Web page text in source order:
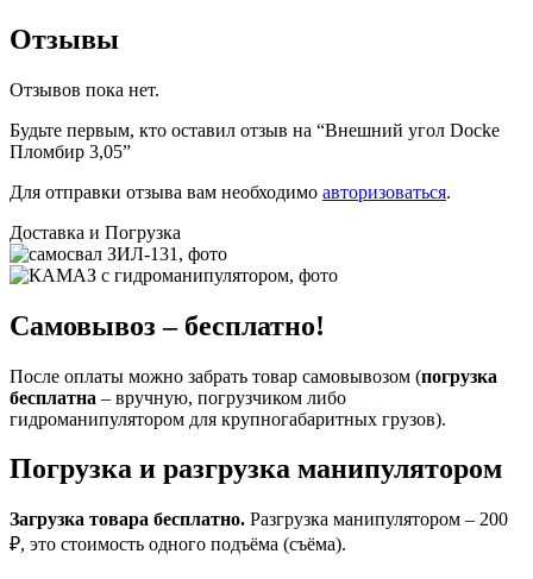
Отзывы
Отзывов пока нет.
Будьте первым, кто оставил отзыв на “Внешний угол Docke
Пломбир 3,05”
Для отправки отзыва вам необходимо авторизоваться.
Доставка и Погрузка
Самовывоз – бесплатно!
После оплаты можно забрать товар самовывозом (погрузка
бесплатна – вручную, погрузчиком либо
гидроманипулятором для крупногабаритных грузов).
Погрузка и разгрузка манипулятором
Загрузка товара бесплатно. Разгрузка манипулятором – 200
₽, это стоимость одного подъёма (съёма).